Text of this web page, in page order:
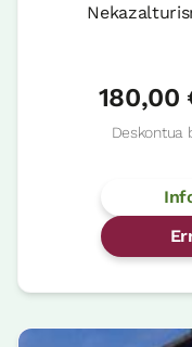
180,00
Deskontua